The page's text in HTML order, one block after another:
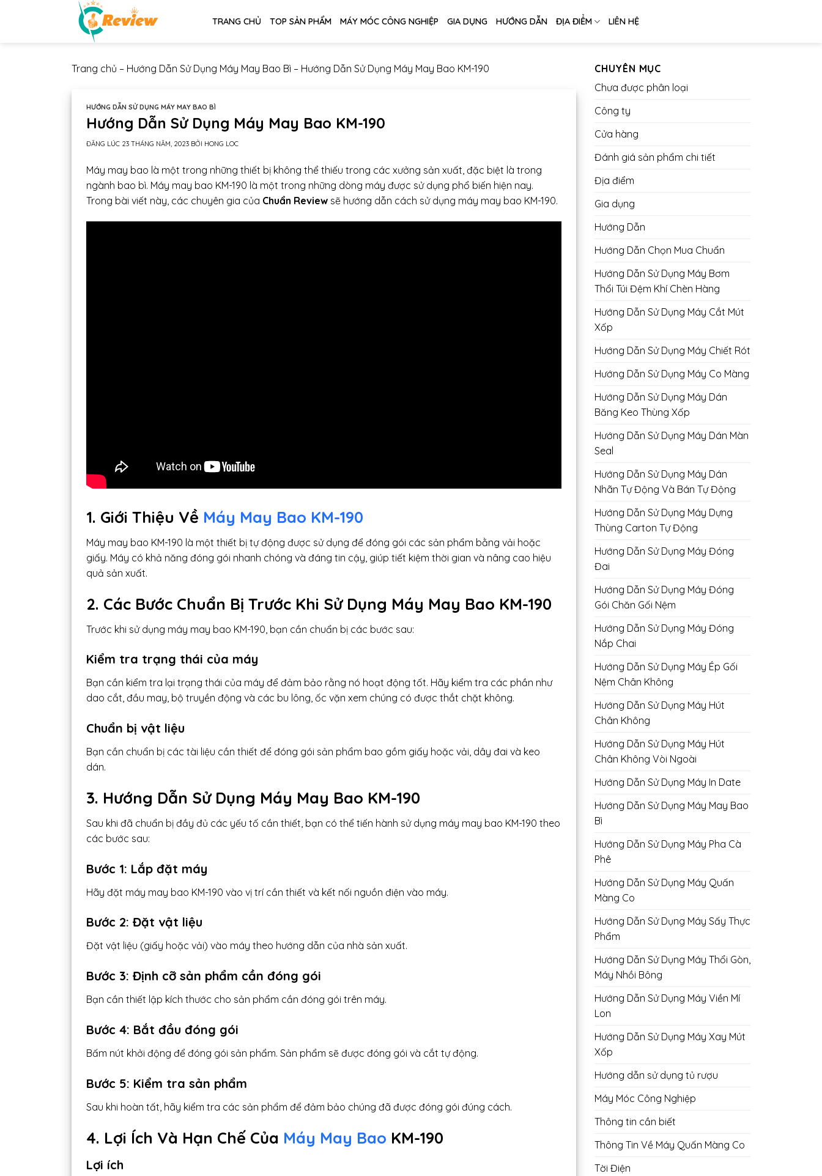
TRANG CHỦ TOP SẢN PHẨM MÁY MÓC CÔNG NGHIỆP GIA DỤNG HƯỚNG DẪN ĐỊA ĐIỂM LIÊN HỆ
Trang chủ – Hướng Dẫn Sử Dụng Máy May Bao Bì – Hướng Dẫn Sử Dụng Máy May Bao KM-190
HƯỚNG DẪN SỬ DỤNG MÁY MAY BAO BÌ
Hướng Dẫn Sử Dụng Máy May Bao KM-190
ĐĂNG LÚC 23 THÁNG NĂM, 2023 BỞI HONG LOC
Máy may bao là một trong những thiết bị không thể thiếu trong các xưởng sản xuất, đặc biệt là trong
ngành bao bì. Máy may bao KM-190 là một trong những dòng máy được sử dụng phổ biến hiện nay.
Trong bài viết này, các chuyên gia của Chuẩn Review sẽ hướng dẫn cách sử dụng máy may bao KM-190.
1. Giới Thiệu Về Máy May Bao KM-190
Máy may bao KM-190 là một thiết bị tự động được sử dụng để đóng gói các sản phẩm bằng vải hoặc
giấy. Máy có khả năng đóng gói nhanh chóng và đáng tin cậy, giúp tiết kiệm thời gian và nâng cao hiệu
quả sản xuất.
2. Các Bước Chuẩn Bị Trước Khi Sử Dụng Máy May Bao KM-190
Trước khi sử dụng máy may bao KM-190, bạn cần chuẩn bị các bước sau:
Kiểm tra trạng thái của máy
Bạn cần kiểm tra lại trạng thái của máy để đảm bảo rằng nó hoạt động tốt. Hãy kiểm tra các phần như
dao cắt, đầu may, bộ truyền động và các bu lông, ốc vặn xem chúng có được thắt chặt không.
Chuẩn bị vật liệu
Bạn cần chuẩn bị các tài liệu cần thiết để đóng gói sản phẩm bao gồm giấy hoặc vải, dây đai và keo
dán.
3. Hướng Dẫn Sử Dụng Máy May Bao KM-190
Sau khi đã chuẩn bị đầy đủ các yếu tố cần thiết, bạn có thể tiến hành sử dụng máy may bao KM-190 theo
các bước sau:
Bước 1: Lắp đặt máy
Hãy đặt máy may bao KM-190 vào vị trí cần thiết và kết nối nguồn điện vào máy.
Bước 2: Đặt vật liệu
Đặt vật liệu (giấy hoặc vải) vào máy theo hướng dẫn của nhà sản xuất.
Bước 3: Định cỡ sản phẩm cần đóng gói
Bạn cần thiết lập kích thước cho sản phẩm cần đóng gói trên máy.
Bước 4: Bắt đầu đóng gói
Bấm nút khởi động để đóng gói sản phẩm. Sản phẩm sẽ được đóng gói và cắt tự động.
Bước 5: Kiểm tra sản phẩm
Sau khi hoàn tất, hãy kiểm tra các sản phẩm để đảm bảo chúng đã được đóng gói đúng cách.
4. Lợi Ích Và Hạn Chế Của Máy May Bao KM-190
Lợi ích
CHUYÊN MỤC
Chưa được phân loại
Công ty
Cửa hàng
Đánh giá sản phẩm chi tiết
Địa điểm
Gia dụng
Hướng Dẫn
Hướng Dẫn Chọn Mua Chuẩn
Hướng Dẫn Sử Dụng Máy Bơm
Thổi Túi Đệm Khí Chèn Hàng
Hướng Dẫn Sử Dụng Máy Cắt Mút
Xốp
Hướng Dẫn Sử Dụng Máy Chiết Rót
Hướng Dẫn Sử Dụng Máy Co Màng
Hướng Dẫn Sử Dụng Máy Dán
Băng Keo Thùng Xốp
Hướng Dẫn Sử Dụng Máy Dán Màn
Seal
Hướng Dẫn Sử Dụng Máy Dán
Nhãn Tự Động Và Bán Tự Động
Hướng Dẫn Sử Dụng Máy Dựng
Thùng Carton Tự Động
Hướng Dẫn Sử Dụng Máy Đóng
Đai
Hướng Dẫn Sử Dụng Máy Đóng
Gói Chăn Gối Nệm
Hướng Dẫn Sử Dụng Máy Đóng
Nắp Chai
Hướng Dẫn Sử Dụng Máy Ép Gối
Nệm Chân Không
Hướng Dẫn Sử Dụng Máy Hút
Chân Không
Hướng Dẫn Sử Dụng Máy Hút
Chân Không Vòi Ngoài
Hướng Dẫn Sử Dụng Máy In Date
Hướng Dẫn Sử Dụng Máy May Bao
Bì
Hướng Dẫn Sử Dụng Máy Pha Cà
Phê
Hướng Dẫn Sử Dụng Máy Quấn
Màng Co
Hướng Dẫn Sử Dụng Máy Sấy Thực
Phẩm
Hướng Dẫn Sử Dụng Máy Thổi Gòn,
Máy Nhồi Bông
Hướng Dẫn Sử Dụng Máy Viền Mí
Lon
Hướng Dẫn Sử Dụng Máy Xay Mút
Xốp
Hướng dẫn sử dụng tủ rượu
Máy Móc Công Nghiệp
Thông tin cần biết
Thông Tin Về Máy Quấn Màng Co
Tời Điện